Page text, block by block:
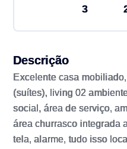
3
Descrição
Excelente casa
(suítes), living 02
social, área de serviço,
área churrasco integrada
tela, alarme, tudo isso